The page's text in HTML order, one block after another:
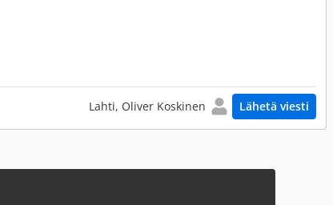
Lahti, Oliver Koskinen Lähetä viesti